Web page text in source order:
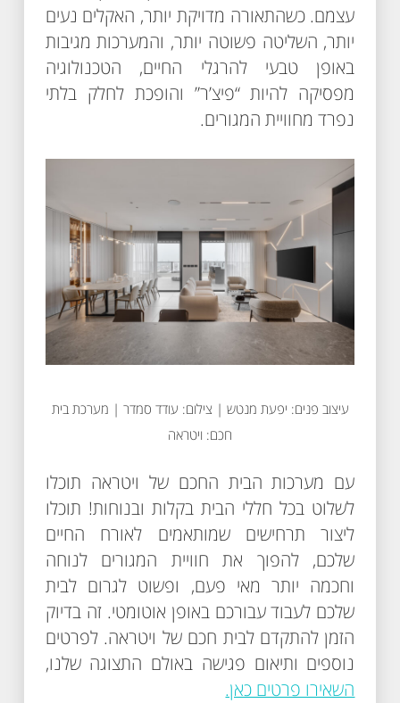
עצמם. כשהתאורה מדויקת יותר, האקלים נעים
יותר, השליטה פשוטה יותר, והמערכות מגיבות
באופן טבעי להרגלי החיים, הטכנולוגיה
מפסיקה להיות “פיצ’ר” והופכת לחלק בלתי
נפרד מחוויית המגורים.
עיצוב פנים: יפעת מנטש | צילום: עודד סמדר | מערכת בית
חכם: ויטראה
עם מערכות הבית החכם של ויטראה תוכלו
לשלוט בכל חללי הבית בקלות ובנוחות! תוכלו
ליצור תרחישים שמותאמים לאורח החיים
שלכם, להפוך את חוויית המגורים לנוחה
וחכמה יותר מאי פעם, ופשוט לגרום לבית
שלכם לעבוד עבורכם באופן אוטומטי. זה בדיוק
הזמן להתקדם לבית חכם של ויטראה. לפרטים
נוספים ותיאום פגישה באולם התצוגה שלנו,
השאירו פרטים כאן.